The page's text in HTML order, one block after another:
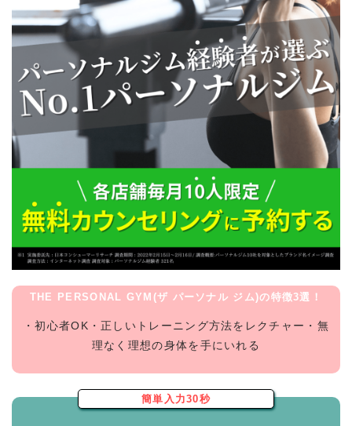
THE PERSONAL GYM(ザ パーソナル ジム)の特徴3選！
・初心者OK・正しいトレーニング方法をレクチャー・無
理なく理想の身体を手にいれる
簡単入力30秒